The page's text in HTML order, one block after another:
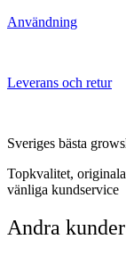
Användning
Leverans och retur
Sveriges bästa
Topkvalitet,
vänliga kundservice
Andra